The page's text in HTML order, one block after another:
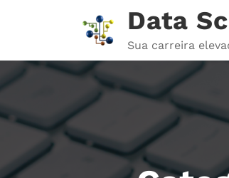
conteúdo
Data
Sua carreira